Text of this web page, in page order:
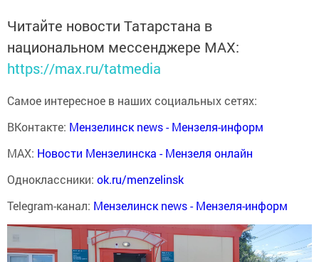
Читайте новости Татарстана в
национальном мессенджере MАХ:
https://max.ru/tatmedia
Самое интересное в наших социальных сетях:
ВКонтакте: Мензелинск news - Мензеля-информ
MAX: Новости Мензелинска - Мензеля онлайн
Одноклассники: ok.ru/menzelinsk
Telegram-канал: Мензелинск news - Мензеля-информ